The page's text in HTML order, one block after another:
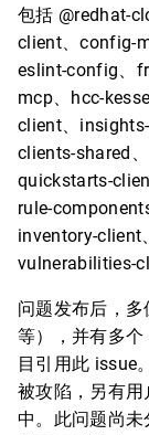
包括 @redhat-
client、config-
eslint-config、
mcp、hcc-
client、
clients-shared
quickstarts-
rule-
inventory-client
vulnerabilities-
问题发布后，
等），并有多
目引用此 issue
被攻陷，另有
中。此问题尚